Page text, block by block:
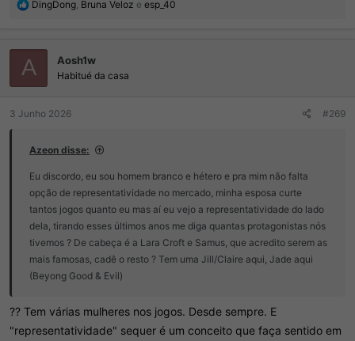
R
õ
e
s
DingDong Bruna Veloz e esp_40
A Aosh1w
Habitué da casa
3 Junho 2026 #269
Azeon disse:
Eu discordo, eu sou homem branco e hétero e pra mim não falta
opção de representatividade no mercado, minha esposa curte
tantos jogos quanto eu mas aí eu vejo a representatividade do lado
dela, tirando esses últimos anos me diga quantas protagonistas nós
tivemos ? De cabeça é a Lara Croft e Samus, que acredito serem as
mais famosas, cadê o resto ? Tem uma Jill/Claire aqui, Jade aqui
(Beyong Good & Evil)
?? Tem várias mulheres nos jogos. Desde sempre. E
"representatividade" sequer é um conceito que faça sentido em